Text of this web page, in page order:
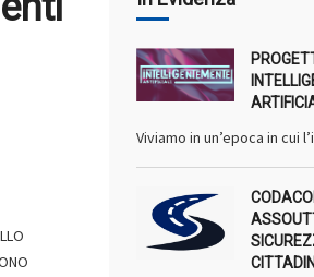
Viviamo in un’epoca in cui
CITTADINI